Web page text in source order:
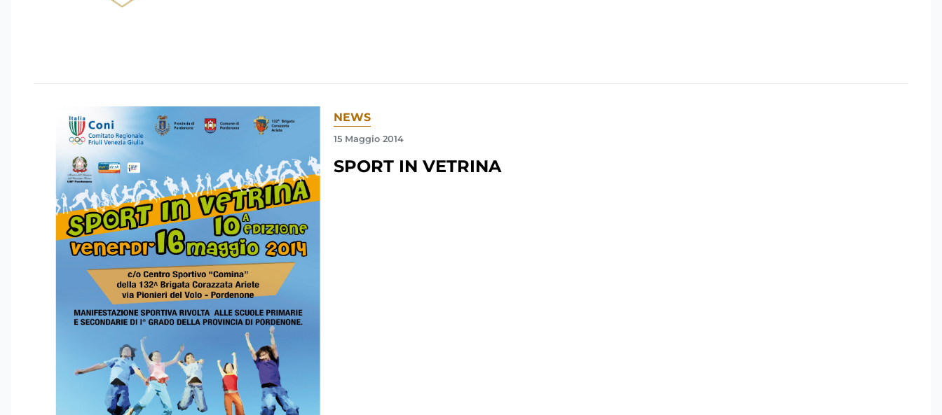
NEWS
15 Maggio 2014
SPORT IN VETRINA